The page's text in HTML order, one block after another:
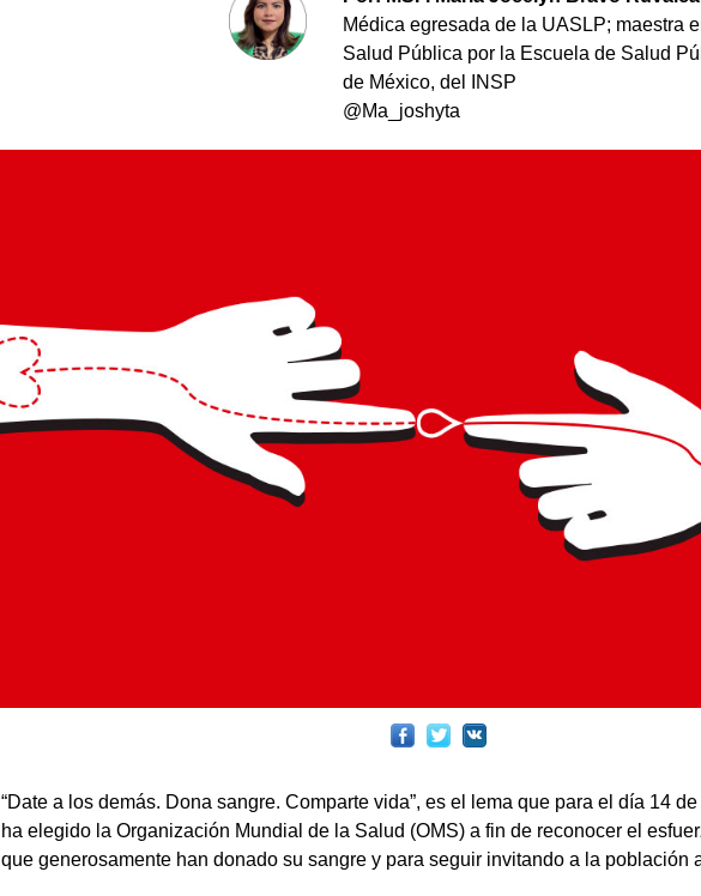
Médica egresada de la UASLP; maestra
Salud Pública por la Escuela de Salud
de México, del INSP
@Ma_joshyta
“Date a los demás. Dona sangre. Comparte vida”, es el lema que para el día 14
ha elegido la Organización Mundial de la Salud (OMS) a fin de reconocer el
que generosamente han donado su sangre y para seguir invitando a la población